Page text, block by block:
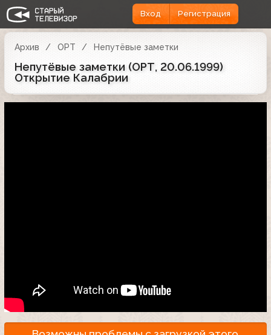
Вход Регистрация
Архив ОРТ Непутёвые заметки
Непутёвые заметки (ОРТ, 20.06.1999)
Открытие Калабрии